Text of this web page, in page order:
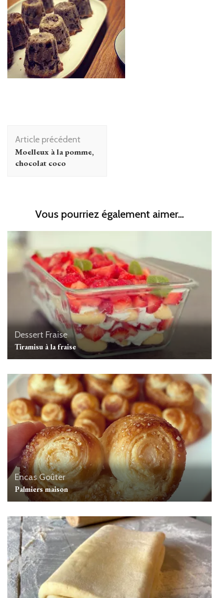
Navigation
d'article
Article précédent
Moelleux à la pomme,
chocolat coco
Vous pourriez également aimer...
Dessert Fraise
Tiramisu à la fraise
Encas Goûter
Palmiers maison